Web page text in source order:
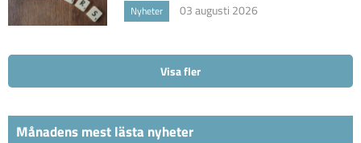
Nyheter 03 augusti 2026
Visa fler
Månadens mest lästa nyheter